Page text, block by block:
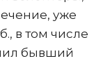
уже
в том числе
бывший